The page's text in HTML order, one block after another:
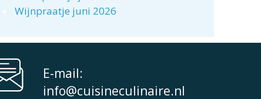
Wijnpraatje juni 2026
E-mail:
info@cuisineculinaire.nl